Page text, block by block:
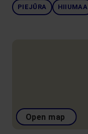
PIEJŪRA HIIUMAA
Open map